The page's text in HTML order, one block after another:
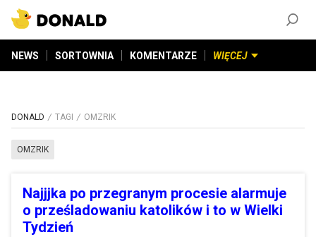
NEWS SORTOWNIA KOMENTARZE WIĘCEJ
DONALD TAGI OMZRIK
OMZRIK
Najjjka po przegranym procesie alarmuje
o prześladowaniu katolików i to w Wielki
Tydzień